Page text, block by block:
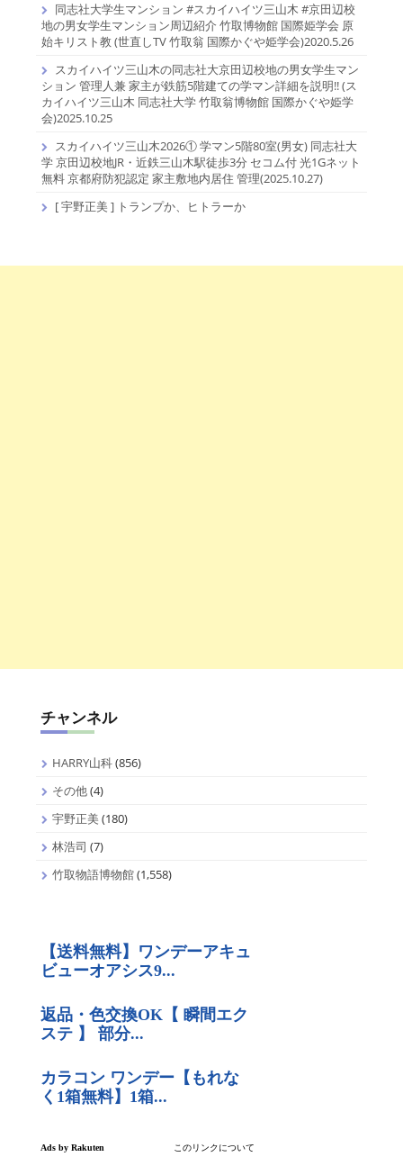
同志社大学生マンション #スカイハイツ三山木 #京田辺校
地の男女学生マンション周辺紹介 竹取博物館 国際姫学会 原
始キリスト教 (世直しTV 竹取翁 国際かぐや姫学会)2020.5.26
スカイハイツ三山木の同志社大京田辺校地の男女学生マン
ション 管理人兼 家主が鉄筋5階建ての学マン詳細を説明!! (ス
カイハイツ三山木 同志社大学 竹取翁博物館 国際かぐや姫学
会)2025.10.25
スカイハイツ三山木2026① 学マン5階80室(男女) 同志社大
学 京田辺校地JR・近鉄三山木駅徒歩3分 セコム付 光1Gネット
無料 京都府防犯認定 家主敷地内居住 管理(2025.10.27)
[ 宇野正美 ] トランプか、ヒトラーか
チャンネル
HARRY山科(856)
その他(4)
宇野正美(180)
林浩司 (7)
竹取物語博物館(1,558)